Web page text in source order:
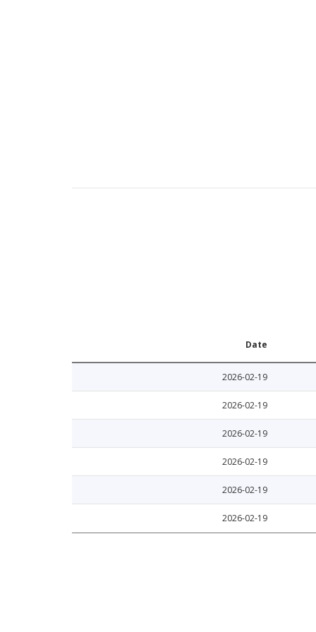
Date
2026-02-19
2026-02-19
2026-02-19
2026-02-19
2026-02-19
2026-02-19